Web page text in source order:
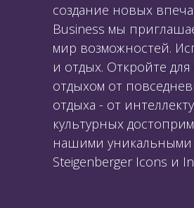
создание новых
Business мы
мир возможностей.
и отдых. Откройте
отдыхом от
отдыха - от
культурных
нашими уникальными
Steigenberger Icons и